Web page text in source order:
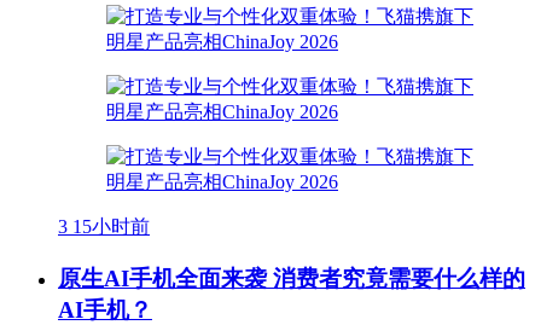
3 15小时前
原生AI手机全面来袭 消费者究竟需要什么样的
AI手机？